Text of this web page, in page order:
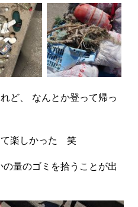
ど、 なんとか登って帰っ
て楽しかった 笑
量のゴミを拾うことが出